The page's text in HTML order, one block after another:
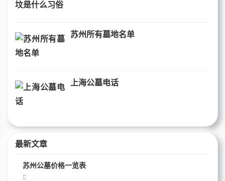
苏州所有墓地名单
上海公墓电话
最新文章
苏州公墓价格一览表